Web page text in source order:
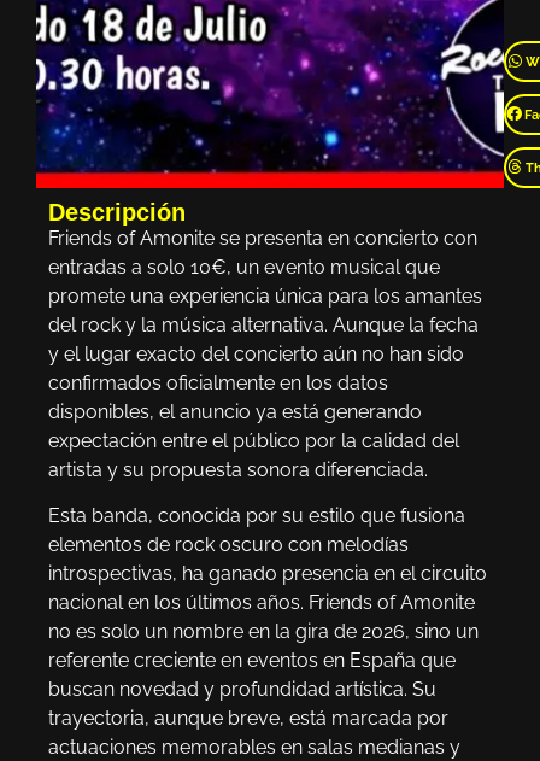
Descripción
Friends of Amonite se presenta en concierto con
entradas a solo 10€, un evento musical que
promete una experiencia única para los amantes
del rock y la música alternativa. Aunque la fecha
y el lugar exacto del concierto aún no han sido
confirmados oficialmente en los datos
disponibles, el anuncio ya está generando
expectación entre el público por la calidad del
artista y su propuesta sonora diferenciada.
Esta banda, conocida por su estilo que fusiona
elementos de rock oscuro con melodías
introspectivas, ha ganado presencia en el circuito
nacional en los últimos años. Friends of Amonite
no es solo un nombre en la gira de 2026, sino un
referente creciente en eventos en España que
buscan novedad y profundidad artística. Su
trayectoria, aunque breve, está marcada por
actuaciones memorables en salas medianas y